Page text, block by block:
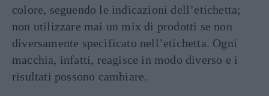
colore, seguendo le indicazioni dell’etichetta;
non utilizzare mai un mix di prodotti se non
diversamente specificato nell’etichetta. Ogni
macchia, infatti, reagisce in modo diverso e i
risultati possono cambiare.